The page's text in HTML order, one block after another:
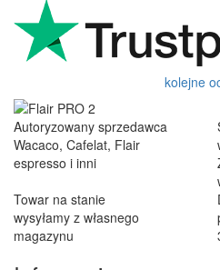
kolejne
Autoryzowany sprzedawca
Wacaco, Cafelat, Flair
espresso i inni
Towar na stanie
wysyłamy z własnego
magazynu